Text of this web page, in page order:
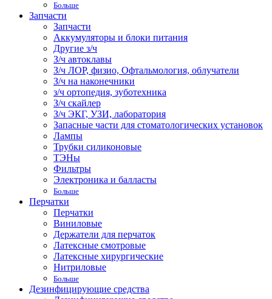
Больше
Запчасти
Запчасти
Аккумуляторы и блоки питания
Другие з/ч
З/ч автоклавы
З/ч ЛОР, физио, Офтальмология, облучатели
З/ч на наконечники
з/ч ортопедия, зуботехника
З/ч скайлер
З/ч ЭКГ, УЗИ, лаборатория
Запасные части для стоматологических установок
Лампы
Трубки силиконовые
ТЭНы
Фильтры
Электроника и балласты
Больше
Перчатки
Перчатки
Виниловые
Держатели для перчаток
Латексные смотровые
Латексные хирургические
Нитриловые
Больше
Дезинфицирующие средства